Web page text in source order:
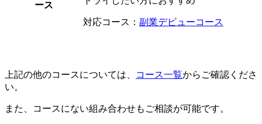
ース
対応コース： 副業デビューコース
上記の他のコースについては、 コース一覧からご確認くださ
い。
また、コースにない組み合わせもご相談が可能です。